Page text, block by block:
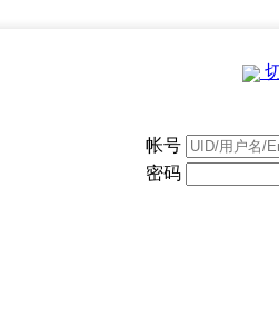
帐号
密码